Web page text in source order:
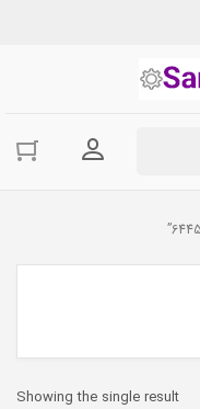
ورود به
Showing the single result